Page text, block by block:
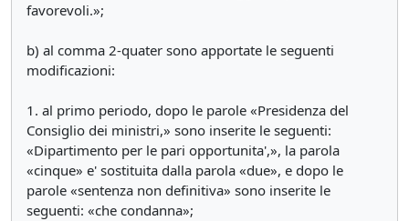
favorevoli.»;
b) al comma 2-quater sono apportate le seguenti
modificazioni:
1. al primo periodo, dopo le parole «Presidenza del
Consiglio dei ministri,» sono inserite le seguenti:
«Dipartimento per le pari opportunita',», la parola
«cinque» e' sostituita dalla parola «due», e dopo le
parole «sentenza non definitiva» sono inserite le
seguenti: «che condanna»;